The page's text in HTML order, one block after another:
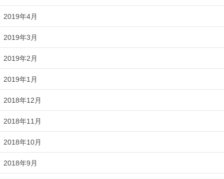
2019年4月
2019年3月
2019年2月
2019年1月
2018年12月
2018年11月
2018年10月
2018年9月